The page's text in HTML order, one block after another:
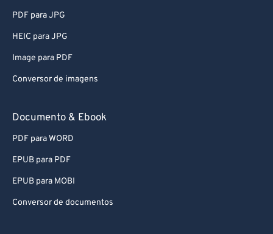
PDF para JPG
HEIC para JPG
Image para PDF
Conversor de imagens
Documento & Ebook
PDF para WORD
EPUB para PDF
EPUB para MOBI
Conversor de documentos